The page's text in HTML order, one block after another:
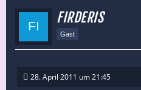
FIRDERIS
Gast
28. April 2011 um 21:45